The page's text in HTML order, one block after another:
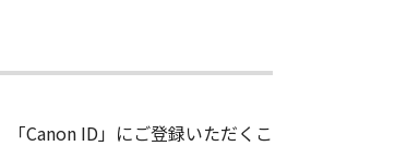
Canon ID」にご登録いただくこ